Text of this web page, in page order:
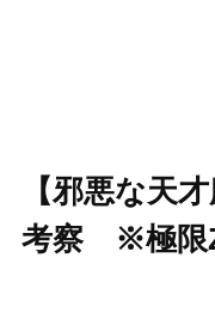
【邪悪な天
考察 ※極限